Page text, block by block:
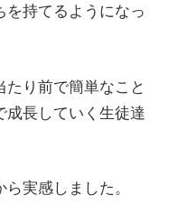
を持てるようになっ
たり前で簡単なこと
成長していく生徒達
実感しました。